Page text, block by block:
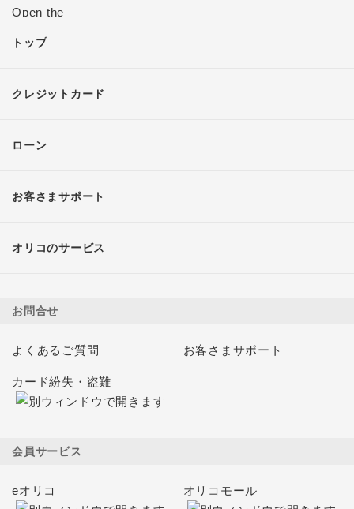
トップ
クレジットカード
ローン
お客さまサポート
オリコのサービス
お問合せ
よくあるご質問 お客さまサポート
カード紛失・盗難
会員サービス
eオリコ オリコモール